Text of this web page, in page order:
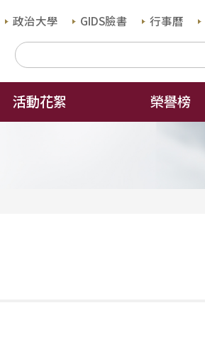
政治大學 GIDS臉書 行事曆
活動花絮 榮譽榜